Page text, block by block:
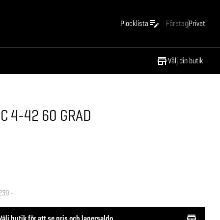
Plocklista FöretagPrivat
Välj din butik
4-42 60 GRAD